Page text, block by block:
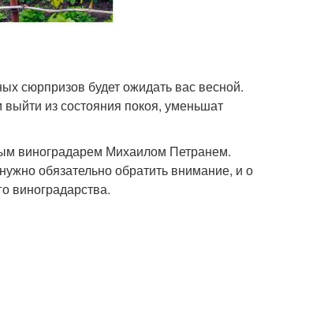
сюрпризов будет ожидать вас весной.
из состояния покоя, уменьшат
виноградарем Михаилом Петранем.
обязательно обратить внимание, и о
виноградарства.